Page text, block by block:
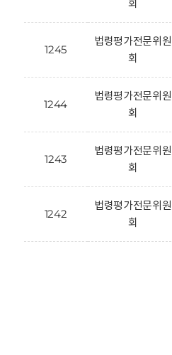
회
1245
법령평가전문위원
회
1244
법령평가전문위원
회
1243
법령평가전문위원
회
1242
법령평가전문위원
회